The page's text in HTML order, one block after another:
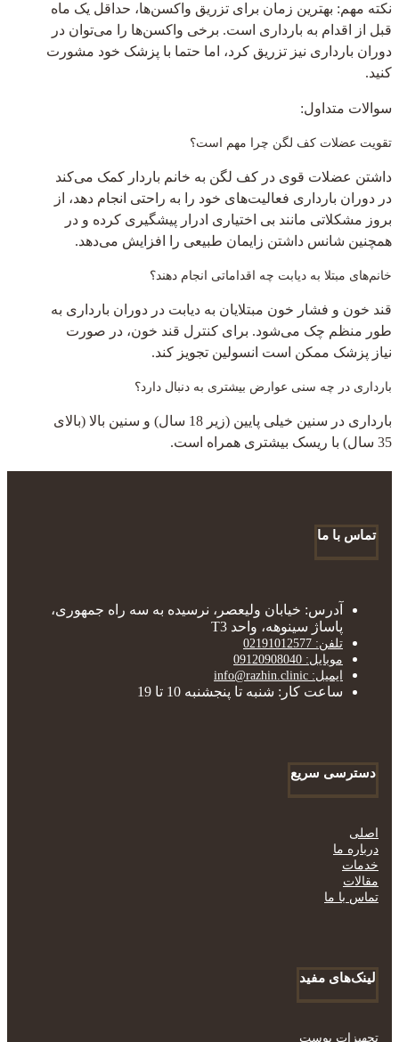
نکته مهم: بهترین زمان برای تزریق واکسن‌ها، حداقل یک ماه
قبل از اقدام به بارداری است. برخی واکسن‌ها را می‌توان در
دوران بارداری نیز تزریق کرد، اما حتما با پزشک خود مشورت
کنید.
سوالات متداول:
تقویت عضلات کف لگن چرا مهم است؟
داشتن عضلات قوی در کف لگن به خانم باردار کمک می‌کند
در دوران بارداری فعالیت‌های خود را به راحتی انجام دهد، از
بروز مشکلاتی مانند بی اختیاری ادرار پیشگیری کرده و در
همچنین شانس داشتن زایمان طبیعی را افزایش می‌دهد.
خانم‌های مبتلا به دیابت چه اقداماتی انجام دهند؟
قند خون و فشار خون مبتلایان به دیابت در دوران بارداری به
طور منظم چک می‌شود. برای کنترل قند خون، در صورت
نیاز پزشک ممکن است انسولین تجویز کند.
بارداری در چه سنی عوارض بیشتری به دنبال دارد؟
بارداری در سنین خیلی پایین (زیر 18 سال) و سنین بالا (بالای
35 سال) با ریسک بیشتری همراه است.
تماس با ما
آدرس: خیابان ولیعصر، نرسیده به سه راه جمهوری،
پاساژ سینوهه، واحد T3
تلفن: 02191012577
موبایل: 09120908040
ایمیل: info@razhin.clinic
ساعت کار: شنبه تا پنجشنبه 10 تا 19
دسترسی سریع
اصلی
درباره ما
خدمات
مقالات
تماس با ما
لینک‌های مفید
تجهیزات پوست